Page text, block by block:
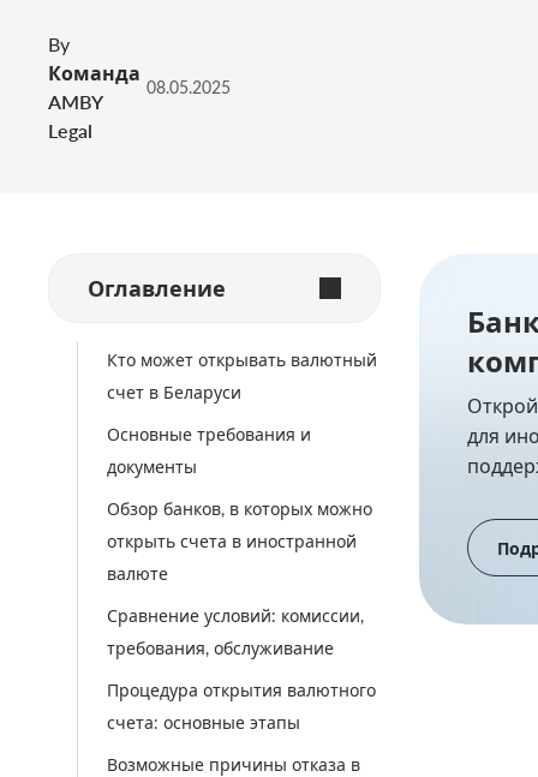
By
Команда
AMBY
Legal
08.05.2025
Оглавление
Кто может открывать валютный
счет в Беларуси
Основные требования и
документы
Обзор банков, в которых можно
открыть счета в иностранной
валюте
Сравнение условий: комиссии,
требования, обслуживание
Процедура открытия валютного
счета: основные этапы
Возможные причины отказа в
для